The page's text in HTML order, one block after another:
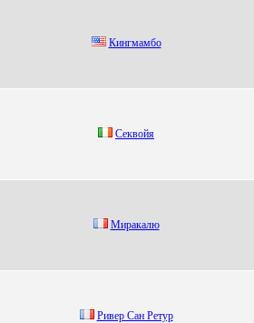
Кингмамбо
Сeквойя
Мирaкaлю
Ривeр Сaн Рeтур